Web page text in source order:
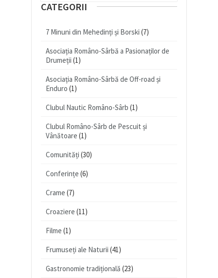
CATEGORII
7 Minuni din Mehedinți și Borski (7)
Asociația Româno-Sârbă a Pasionaților de
Drumeții (1)
Asociația Româno-Sârbă de Off-road și
Enduro (1)
Clubul Nautic Româno-Sârb (1)
Clubul Româno-Sârb de Pescuit și
Vânătoare (1)
Comunități (30)
Conferințe (6)
Crame (7)
Croaziere (11)
Filme (1)
Frumuseți ale Naturii (41)
Gastronomie tradițională (23)